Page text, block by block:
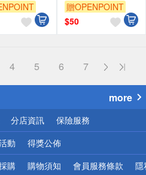
贈OPENPOINT
$50
4 5 6 7
心！
心！
more
分店資訊 保險服務
動 得獎公佈
購 購物須知 會員服務條款 隱